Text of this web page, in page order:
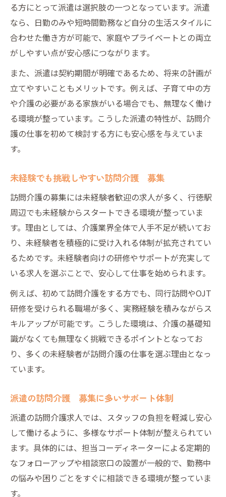
る方にとって派遣は選択肢の一つとなっています。派遣
なら、日勤のみや短時間勤務など自分の生活スタイルに
合わせた働き方が可能で、家庭やプライベートとの両立
がしやすい点が安心感につながります。
また、派遣は契約期間が明確であるため、将来の計画が
立てやすいこともメリットです。例えば、子育て中の方
や介護の必要がある家族がいる場合でも、無理なく働け
る環境が整っています。こうした派遣の特性が、訪問介
護の仕事を初めて検討する方にも安心感を与えていま
す。
未経験でも挑戦しやすい訪問介護 募集
訪問介護の募集には未経験者歓迎の求人が多く、行徳駅
周辺でも未経験からスタートできる環境が整っていま
す。理由としては、介護業界全体で人手不足が続いてお
り、未経験者を積極的に受け入れる体制が拡充されてい
るためです。未経験者向けの研修やサポートが充実して
いる求人を選ぶことで、安心して仕事を始められます。
例えば、初めて訪問介護をする方でも、同行訪問やOJT
研修を受けられる職場が多く、実務経験を積みながらス
キルアップが可能です。こうした環境は、介護の基礎知
識がなくても無理なく挑戦できるポイントとなってお
り、多くの未経験者が訪問介護の仕事を選ぶ理由となっ
ています。
派遣の訪問介護 募集に多いサポート体制
派遣の訪問介護求人では、スタッフの負担を軽減し安心
して働けるように、多様なサポート体制が整えられてい
ます。具体的には、担当コーディネーターによる定期的
なフォローアップや相談窓口の設置が一般的で、勤務中
の悩みや困りごとをすぐに相談できる環境が整っていま
す。